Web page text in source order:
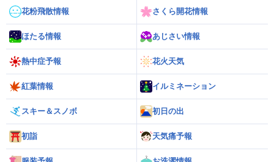
花粉飛散情報 さくら開花情報
ほたる情報 あじさい情報
熱中症予報 花火天気
紅葉情報 イルミネーション
スキー＆スノボ 初日の出
初詣 天気痛予報